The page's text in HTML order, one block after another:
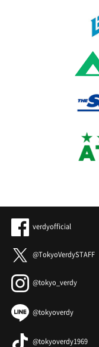
verdyofficial
@TokyoVerdySTAFF
@tokyo_verdy
@tokyoverdy
@tokyoverdy1969